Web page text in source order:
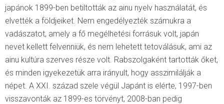
japánok 1899-ben betiltották az ainu nyelv használatát, és
elvették a földjeiket. Nem engedélyezték számukra a
vadászatot, amely a fő megélhetési forrásuk volt, japán
nevet kellett felvenniük, és nem lehetett tetoválásuk, ami az
ainu kultúra szerves része volt. Rabszolgaként tartották őket,
és minden igyekezetük arra irányult, hogy asszimilálják a
népet. A XXI. század szele végül Japánt is elérte, 1997-ben
visszavonták az 1899-es törvényt, 2008-ban pedig